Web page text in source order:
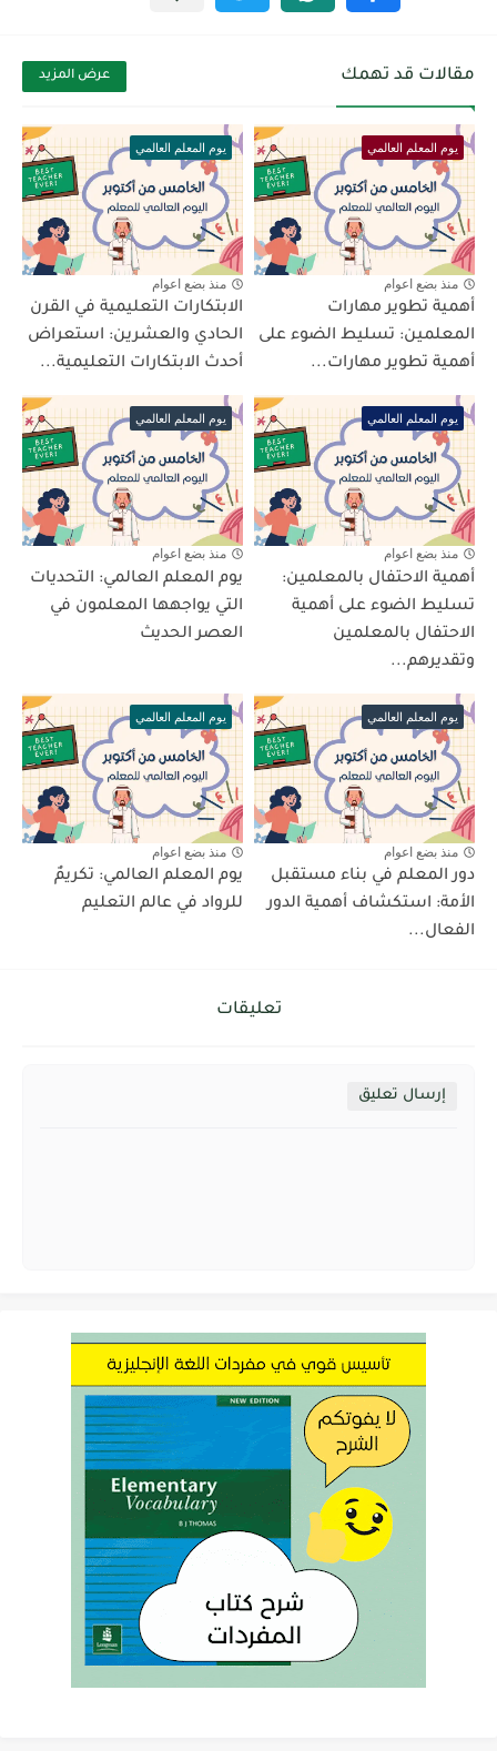
مقالات قد تهمك عرض المزيد
يوم المعلم العالمي
منذ بضع اعوام
أهمية تطوير مهارات
المعلمين: تسليط الضوء على
أهمية تطوير مهارات...
يوم المعلم العالمي
منذ بضع اعوام
الابتكارات التعليمية في القرن
الحادي والعشرين: استعراض
أحدث الابتكارات التعليمية...
يوم المعلم العالمي
منذ بضع اعوام
أهمية الاحتفال بالمعلمين:
تسليط الضوء على أهمية
الاحتفال بالمعلمين
وتقديرهم...
يوم المعلم العالمي
منذ بضع اعوام
يوم المعلم العالمي: التحديات
التي يواجهها المعلمون في
العصر الحديث
يوم المعلم العالمي
منذ بضع اعوام
دور المعلم في بناء مستقبل
الأمة: استكشاف أهمية الدور
الفعال...
يوم المعلم العالمي
منذ بضع اعوام
يوم المعلم العالمي: تكريمٌ
للرواد في عالم التعليم
تعليقات
إرسال تعليق